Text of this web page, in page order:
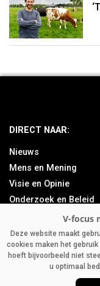
DIRECT NAAR:
Nieuws
Mens en Mening
Visie en Opinie
Onderzoek en Beleid
Bedrijfsnieuws
Column
Deze website maakt
cookies maken het
hoeft bijvoorbeeld niet
u optimaal